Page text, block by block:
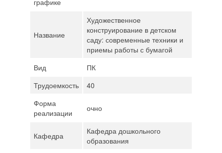
графике
Название
Художественное
конструирование в детском
саду: современные техники и
приемы работы с бумагой
Вид
ПК
Трудоемкость
40
Форма
реализации
очно
Кафедра
Кафедра дошкольного
образования